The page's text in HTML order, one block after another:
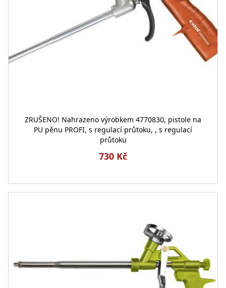
ZRUŠENO! Nahrazeno výrobkem 4770830, pistole na
PU pěnu PROFI, s regulací průtoku, , s regulací
průtoku
730 Kč